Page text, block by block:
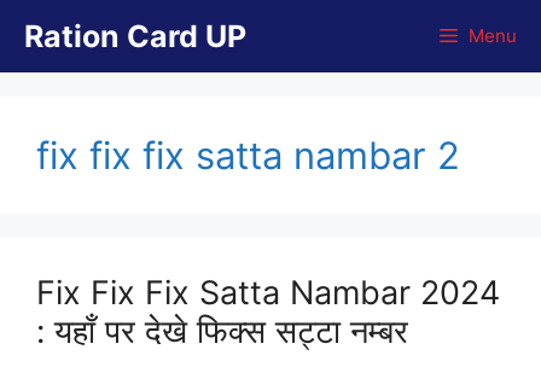
content
Ration Card UP Menu
fix fix fix satta nambar 2
Fix Fix Fix Satta Nambar 2024
: यहाँ पर देखे फिक्स सट्टा नम्बर